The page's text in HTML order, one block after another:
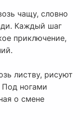
чащу, словно
Каждый шаг
приключение,
листву, рисуют
Под ногами
о смене